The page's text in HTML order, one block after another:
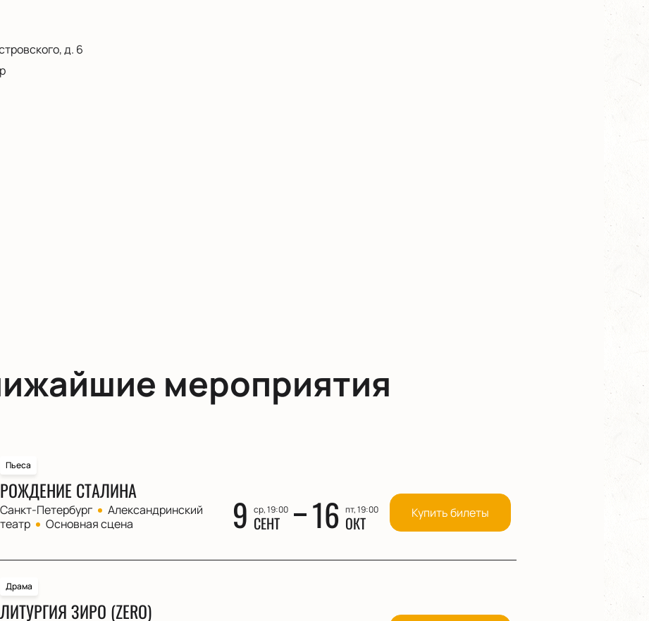
д. 6
мероприятия
Пьеса
РОЖДЕНИЕ СТАЛИНА
Санкт-Петербург
Александринский
театр
Основная сцена 9 ср, 19:00
СЕНТ 16 пт, 19:00
ОКТ Купить билеты
Драма
ЛИТУРГИЯ ЗИРО (ZERO)